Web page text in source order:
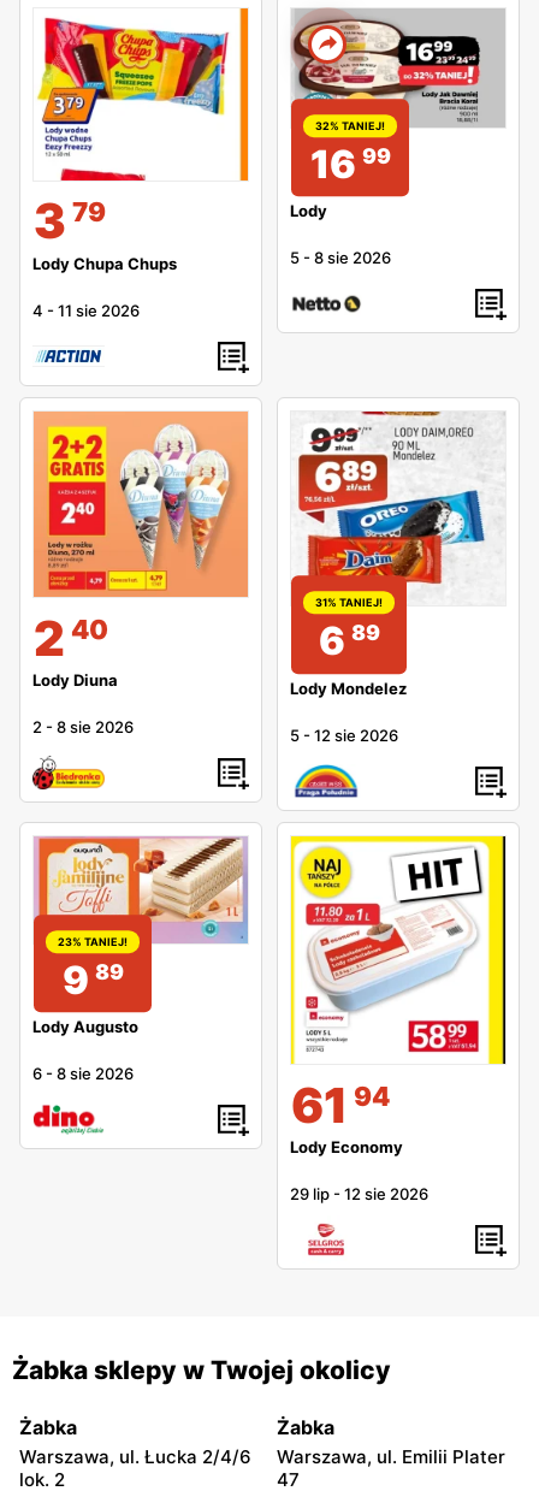
3 79
Lody Chupa Chups
4 -11 sie 2026
32% TANIEJ!
16 99
Lody
5 -8 sie 2026
2 40
Lody Diuna
2 -8 sie 2026
31% TANIEJ!
6 89
Lody Mondelez
5 -12 sie 2026
23% TANIEJ!
9 89
Lody Augusto
6 -8 sie 2026
61 94
Lody Economy
29 lip -12 sie 2026
Żabka sklepy w Twojej okolicy
Żabka
Warszawa, ul. Łucka 2/4/6
lok. 2
Żabka
Warszawa, ul. Emilii Plater
47